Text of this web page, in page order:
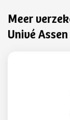
Meer
Univé Assen